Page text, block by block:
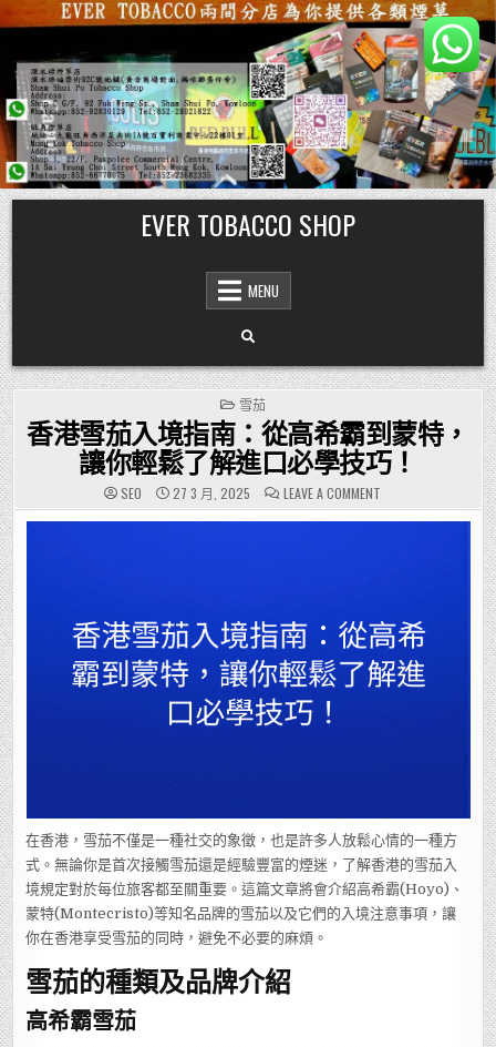
Skip
to
content
EVER TOBACCO SHOP
MENU
POSTED
IN
雪茄
香港雪茄入境指南：從高希霸到蒙特，
讓你輕鬆了解進口必學技巧！
SEO 27 3 月, 2025 LEAVE A COMMENT
香
港
高
希
霸
到
蒙
特，
學
技
巧！
在香港，雪茄不僅是一種社交的象徵，也是許多人放鬆心情的一種方
式。無論你是首次接觸雪茄還是經驗豐富的煙迷，了解香港的雪茄入
境規定對於每位旅客都至關重要。這篇文章將會介紹高希霸(Hoyo)、
蒙特(Montecristo)等知名品牌的雪茄以及它們的入境注意事項，讓
你在香港享受雪茄的同時，避免不必要的麻煩。
雪茄的種類及品牌介紹
高希霸雪茄